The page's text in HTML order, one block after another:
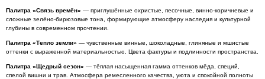
Палитра «Связь времён» — приглушённые охристые, песочные, винно-коричневые и
сложные зелёно-бирюзовые тона, формирующие атмосферу наследия и культурной
глубины в современном прочтении.
Палитра «Тепло земли» — чувственные винные, шоколадные, глиняные и мшистые
оттенки с выраженной материальностью. Цвета фактуры и подлинности пространства.
Палитра «Щедрый сезон» — тёплая насыщенная гамма оттенков мёда, специй,
спелой вишни и трав. Атмосфера ремесленного качества, уюта и спокойной полноты